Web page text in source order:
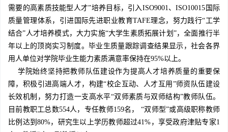
需要的高素质技能型人才”培养目标，引入ISO9001、ISO10015国际
质量管理体系，引进国际先进职业教育TAFE理念，努力践行“工学
结合”人才培养模式，大力实施“大学生素质拓展计划”，全面推行半
年以上的顶岗实习制度。毕业生质量跟踪调查结果显示，社会各界
用人单位对学院毕业生能力素质满意率保持在95%以上。
学院始终坚持把教师队伍建设作为提高人才培养质量的重要保
障，积极引进高端人才，构建“校企互动、人才互用”师资队伍建设
长效机制，努力打造一支高水平“双师素质与双师结构”教师队伍。
目前教职工总数554人，专任教师159名， “双师型”或高级职称教师
比例达到80%，研究生以上学历教师超过41%，享受政府津贴专家1